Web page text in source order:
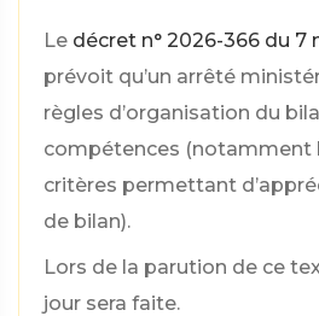
Le décret n° 2026-366 du 7
prévoit qu’un arrêté
règles d’organisation du
compétences (notamment
critères permettant
de bilan).
Lors de la parution de ce
jour sera faite.